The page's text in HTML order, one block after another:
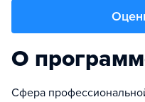
О
Сфера